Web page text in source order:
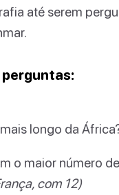
até serem
perguntas:
longo da
o maior número
com 12)